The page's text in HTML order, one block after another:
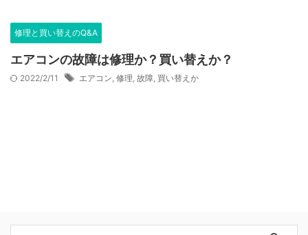
修理と買い替えのQ&A
エアコンの故障は修理か？買い替えか？
2022/2/11 エアコン, 修理, 故障, 買い替えか